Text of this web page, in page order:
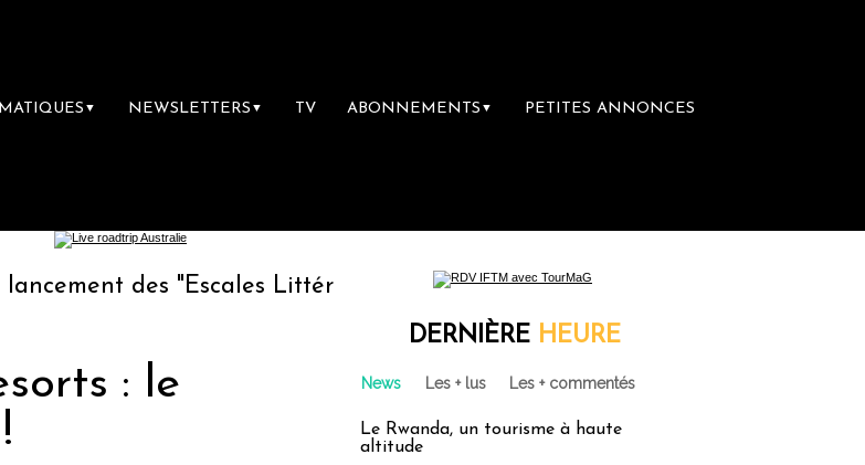
▼ NEWSLETTERS ▼ TV ABONNEMENTS ▼ PETITES ANNONCES
des "Escales Littéraires", la première librairie du voyage
: le
DERNIÈRE HEURE
News Les + lus Les + commentés
Le Rwanda, un tourisme à haute
altitude